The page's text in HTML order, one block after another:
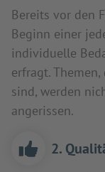
Bereits vor den
Beginn einer
individuelle
erfragt.
sind, werden
angerissen.
2.